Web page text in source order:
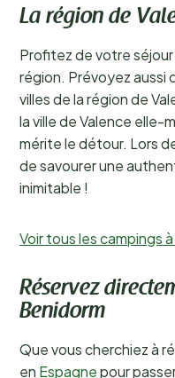
La région de
Profitez de votre
région. Prévoyez aussi
villes de la région de
la ville de Valence elle-
mérite le détour. Lors
de savourer une
inimitable !
Voir tous les campings
Réservez
Benidorm
Que vous cherchiez à
en Espagnepour